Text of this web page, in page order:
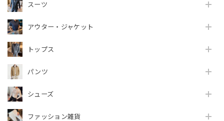
スーツ
アウター・ジャケット
トップス
パンツ
シューズ
ファッション雑貨